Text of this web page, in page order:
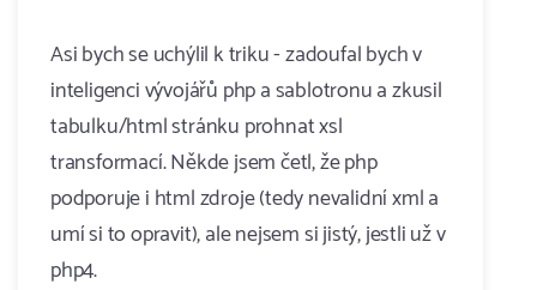
Asi bych se uchýlil k triku - zadoufal bych v
inteligenci vývojářů php a sablotronu a zkusil
tabulku/html stránku prohnat xsl
transformací. Někde jsem četl, že php
podporuje i html zdroje (tedy nevalidní xml a
umí si to opravit), ale nejsem si jistý, jestli už v
php4.